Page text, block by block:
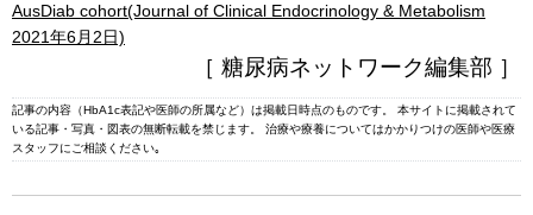
AusDiab cohort(Journal of Clinical Endocrinology & Metabolism
2021年6月2日)
［ 糖尿病ネットワーク編集部 ］
記事の内容（HbA1c表記や医師の所属など）は掲載日時点のものです。 本サイトに掲載されて
いる記事・写真・図表の無断転載を禁じます。 治療や療養についてはかかりつけの医師や医療
スタッフにご相談ください｡